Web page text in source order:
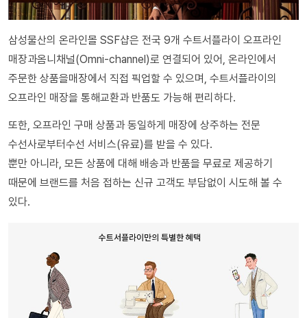
삼성물산의 온라인몰 SSF샵은 전국 9개 수트서플라이 오프라인
매장과옴니채널(Omni-channel)로 연결되어 있어, 온라인에서
주문한 상품을매장에서 직접 픽업할 수 있으며, 수트서플라이의
오프라인 매장을 통해교환과 반품도 가능해 편리하다.
또한, 오프라인 구매 상품과 동일하게 매장에 상주하는 전문
수선사로부터수선 서비스(유료)를 받을 수 있다.
뿐만 아니라, 모든 상품에 대해 배송과 반품을 무료로 제공하기
때문에 브랜드를 처음 접하는 신규 고객도 부담없이 시도해 볼 수
있다.